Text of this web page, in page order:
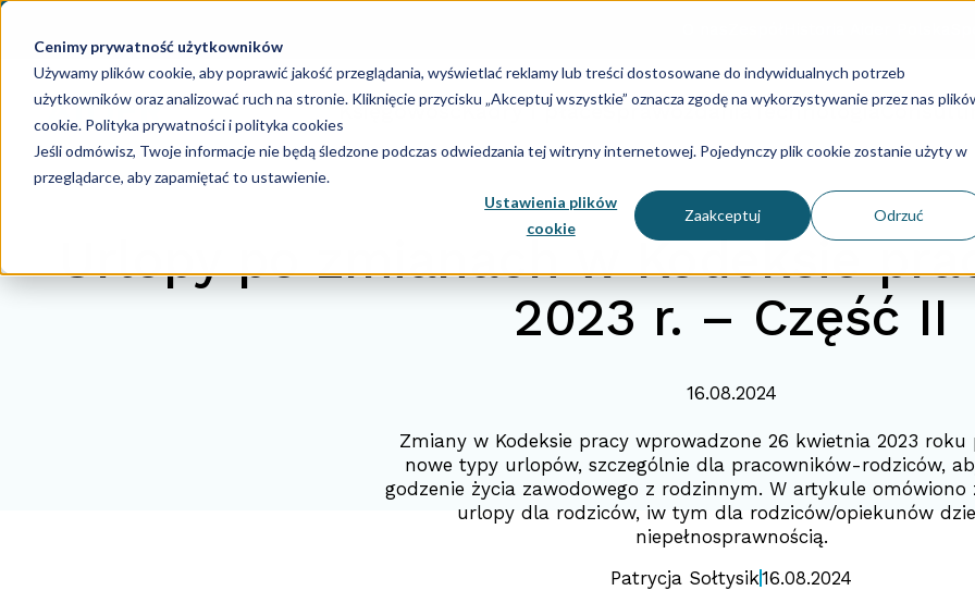
Cenimy prywatność użytkowników
Używamy plików cookie, aby poprawić jakość przeglądania, wyświetlać reklamy lub treści dostosowane do indywidualnych potrzeb
użytkowników oraz analizować ruch na stronie. Kliknięcie przycisku „Akceptuj wszystkie” oznacza zgodę na wykorzystywanie przez nas
cookie.Polityka prywatności i polityka cookies
Jeśli odmówisz, Twoje informacje nie będą śledzone podczas odwiedzania tej witryny internetowej. Pojedynczy plik cookie zostanie użyty w
przeglądarce, aby zapamiętać to ustawienie.
Ustawienia plików
cookie
Zaakceptuj Odrzuć
KsięgowośćKadry i płaceSprawozdania Technologia
Urlopy po zmianach w Kodeksie
2023 r. – Część II
16.08.2024
Zmiany w Kodeksie pracy wprowadzone 26 kwietnia 2023 roku
nowe typy urlopów, szczególnie dla pracowników-rodziców,
godzenie życia zawodowego z rodzinnym. W artykule omówiono
urlopy dla rodziców, iw tym dla rodziców/opiekunów
niepełnosprawnością.
Patrycja Sołtysik16.08.2024